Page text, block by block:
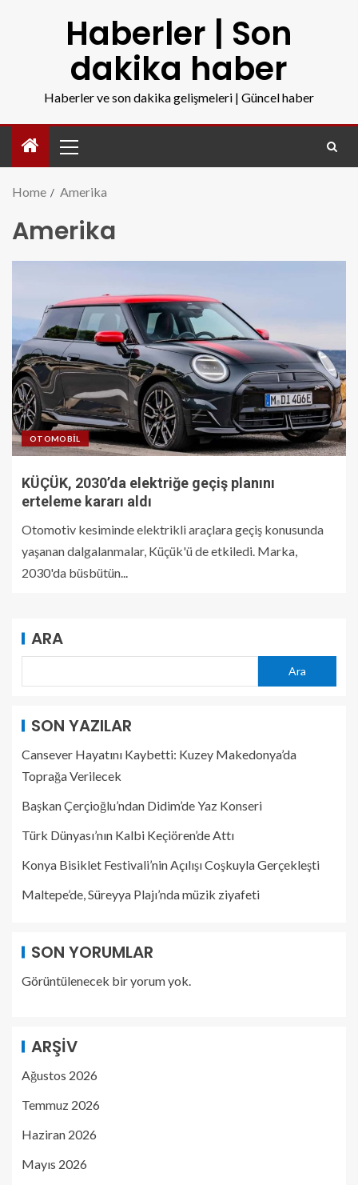
Haberler | Son
dakika haber
Haberler ve son dakika gelişmeleri | Güncel haber
Home Amerika
Amerika
OTOMOBIL
KÜÇÜK, 2030’da elektriğe geçiş planını
erteleme kararı aldı
Otomotiv kesiminde elektrikli araçlara geçiş konusunda
yaşanan dalgalanmalar, Küçük'ü de etkiledi. Marka,
2030'da büsbütün...
ARA
Ara
SON YAZILAR
Cansever Hayatını Kaybetti: Kuzey Makedonya’da
Toprağa Verilecek
Başkan Çerçioğlu’ndan Didim’de Yaz Konseri
Türk Dünyası’nın Kalbi Keçiören’de Attı
Konya Bisiklet Festivali’nin Açılışı Coşkuyla Gerçekleşti
Maltepe’de, Süreyya Plajı’nda müzik ziyafeti
SON YORUMLAR
Görüntülenecek bir yorum yok.
ARŞIV
Ağustos 2026
Temmuz 2026
Haziran 2026
Mayıs 2026